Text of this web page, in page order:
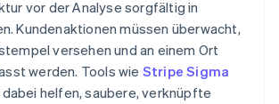
vor der Analyse sorgfältig in
Kundenaktionen müssen überwacht,
versehen und an einem Ort
werden. Tools wie Stripe Sigma
helfen, saubere, verknüpfte